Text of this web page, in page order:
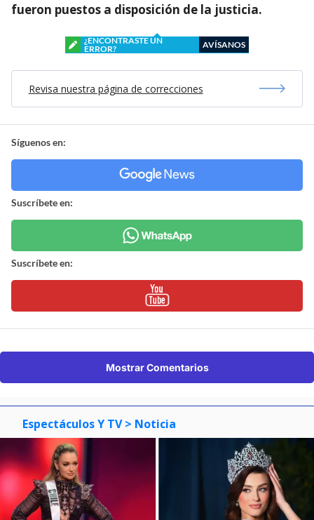
fueron puestos a disposición de la justicia.
¿ENCONTRASTE UN
ERROR?
AVÍSANOS
Revisa nuestra página de correcciones
Síguenos en:
Suscríbete en:
Suscríbete en:
Mostrar Comentarios
Espectáculos Y TV > Noticia